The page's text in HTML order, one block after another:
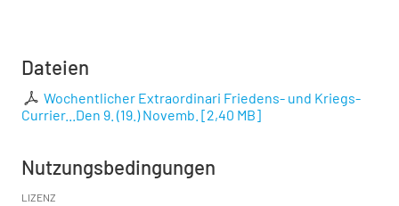
Dateien
Wochentlicher Extraordinari Friedens- und Kriegs-
Currier...Den 9. (19.) Novemb. [2,40 MB]
Nutzungsbedingungen
LIZENZ